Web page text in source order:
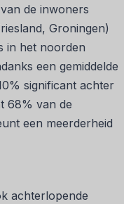
de inwoners
Groningen)
in het noorden
een gemiddelde
significant achter
68% van de
een meerderheid
achterlopende